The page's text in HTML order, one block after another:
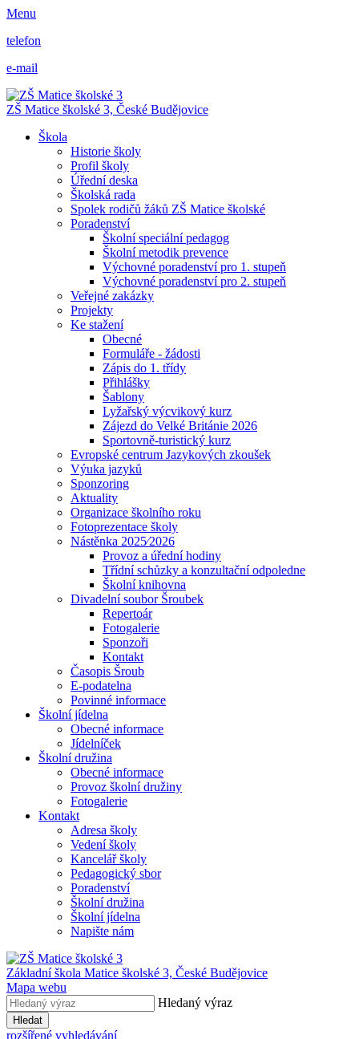
Menu
telefon
e-mail
ZŠ Matice školské 3, České Budějovice
Škola
Historie školy
Profil školy
Úřední deska
Školská rada
Spolek rodičů žáků ZŠ Matice školské
Poradenství
Školní speciální pedagog
Školní metodik prevence
Výchovné poradenství pro 1. stupeň
Výchovné poradenství pro 2. stupeň
Veřejné zakázky
Projekty
Ke stažení
Obecné
Formuláře - žádosti
Zápis do 1. třídy
Přihlášky
Šablony
Lyžařský výcvikový kurz
Zájezd do Velké Británie 2026
Sportovně-turistický kurz
Evropské centrum Jazykových zkoušek
Výuka jazyků
Sponzoring
Aktuality
Organizace školního roku
Fotoprezentace školy
Nástěnka 2025⁄2026
Provoz a úřední hodiny
Třídní schůzky a konzultační odpoledne
Školní knihovna
Divadelní soubor Šroubek
Repertoár
Fotogalerie
Sponzoři
Kontakt
Časopis Šroub
E-podatelna
Povinné informace
Školní jídelna
Obecné informace
Jídelníček
Školní družina
Obecné informace
Provoz školní družiny
Fotogalerie
Kontakt
Adresa školy
Vedení školy
Kancelář školy
Pedagogický sbor
Poradenství
Školní družina
Školní jídelna
Napište nám
Základní škola Matice školské 3, České Budějovice
Mapa webu
Hledaný výraz
Hledat
rozšířené vyhledávání